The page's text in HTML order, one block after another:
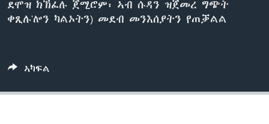
ደሞዝ ክኽፈሉ ጀሚሮም፡ ኣብ ሱዳን ዝጀመረ ግጭት
ቀጺሉ'ሎን ካልኦትን) መደብ መንእሰያትን የጠቓልል
ኣካፍል